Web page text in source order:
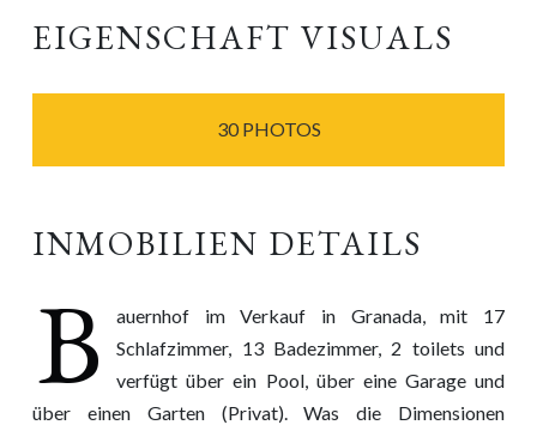
EIGENSCHAFT VISUALS
30 PHOTOS
INMOBILIEN DETAILS
B
auernhof im Verkauf in Granada, mit 17
Schlafzimmer, 13 Badezimmer, 2 toilets und
verfügt über ein Pool, über eine Garage und
über einen Garten (Privat). Was die Dimensionen